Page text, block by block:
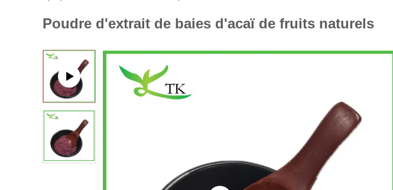
Poudre d'extrait de baies d'acaï de fruits naturels